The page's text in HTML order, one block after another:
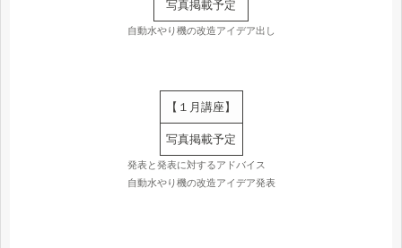
写真掲載予定
自動水やり機の改造アイデア出し
【１月講座】
写真掲載予定
発表と発表に対するアドバイス
自動水やり機の改造アイデア発表